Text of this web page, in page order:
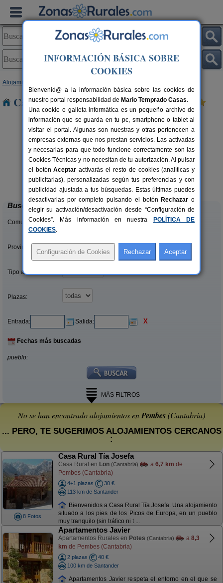
Alojamientos
Casas Rurales cerca de Pembes
33+1 pers.
desde24 €
Casa Rural Campoo
Naveda (Cantabria)
Buscar
Comunidades:
Provincias/Islas:
Tipo alquiler:
Plazas:
Entrada: Salida: X
Fechas más buscadas
pueblo:
MÁS FILTROS
No se han encontrado alojamientos enPembes(Cantabria)
... PERO, TE SUGERIMOS ALOJAMIENTOS CERCANOS
:
8 Fotos
Casa Rural Tía Josefa
Casa Rural en Lon (Cantabria) a 6,7 km de
Pembes (Cantabria)
4+1 plazas
30 €
113 km de Santander
Bienvenidos a Casa Rural Tía Josefa. Una alojamiento
situado a los pies de los Picos de Europa, en un pueblo
muy tranquilo (sin tráfico ni t ...
Apartamentos Javier
Apartamentos Rurales en Potes (Cantabria) a 8,3
km de Pembes (Cantabria)
2 plazas
40 €
100 km de Santander
Apartamentos Javier respeta el entorno en el que se
INFORMACIÓN BÁSICA SOBRE
COOKIES
Bienvenid@ a la información básica sobre las cookies de
nuestro portal responsabilidad de Mario Temprado Casas.
Una cookie o galleta informática es un pequeño archivo de
información que se guarda en tu pc, smartphone o tablet al
visitar el portal. Algunas son nuestras y otras pertenecen a
empresas externas que nos prestan servicios. Las activadas
y necesarias para que todo funcione correctamente son las
Cookies Técnicas y no necesitan de tu autorización. Al pulsar
el botónAceptar activarás el resto de cookies (analíticas y
publicitarias), personalizadas según tus preferencias y con
publicidad ajustada a tus búsquedas. Estas últimas puedes
desactivarlas por completo pulsando el botón Rechazar o
elegir su activación/desactivación desde “Configuración de
Cookies”. Más información en nuestra
POLÍTICA DE
COOKIES.